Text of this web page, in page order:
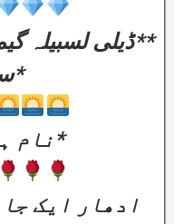
*ڈیلی لسبیلہ گیم کی آنلائن بکنگ کے لئے**
سنی بھائی*
*نام ہی کافی ہے*
ادھار ایک